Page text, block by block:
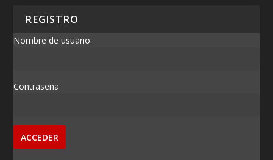
REGISTRO
Nombre de usuario
Contraseña